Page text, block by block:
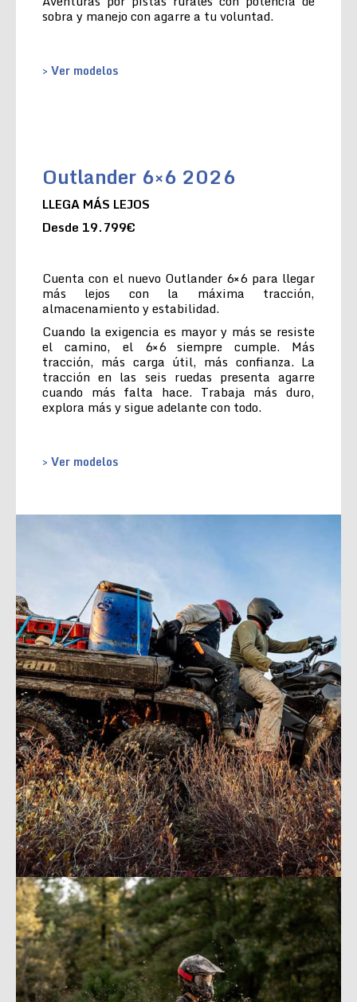
sobra y manejo con agarre a tu voluntad.
> Ver modelos
Outlander 6×6 2026
LLEGA MÁS LEJOS
Desde 19.799€
Cuenta con el nuevo Outlander 6×6 para llegar
más lejos con la máxima tracción,
almacenamiento y estabilidad.
Cuando la exigencia es mayor y más se resiste
el camino, el 6×6 siempre cumple. Más
tracción, más carga útil, más confianza. La
tracción en las seis ruedas presenta agarre
cuando más falta hace. Trabaja más duro,
explora más y sigue adelante con todo.
> Ver modelos